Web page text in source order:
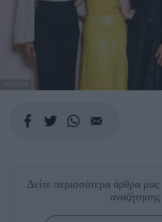
Δείτε περισσότερα άρθρα μας
αναζήτησης